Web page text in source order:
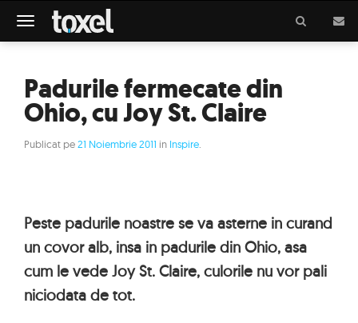
Meniu
Padurile fermecate din
Ohio, cu Joy St. Claire
Publicat pe21 Noiembrie 2011 in Inspire
Peste padurile noastre se va asterne in curand
un covor alb, insa in padurile din Ohio, asa
cum le vede Joy St. Claire, culorile nu vor pali
niciodata de tot.